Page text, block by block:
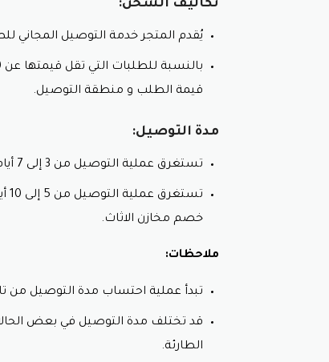
الجودة:جميع منتجات المتجر
الأسعار: يقدم المتجر أسعارًا
الخدمات:يوفر المتجر خدمات
يقدم
حدد ميزانيتك: قبل البدء
قس مساحة الغرفة:تأكد من
اختر الأسلوب المناسب:
الدفع الإلكتروني:
تكاليف الشحن:
يُقدم المتجر خدمة التوصيل المجاني للطلبات التي
قيمة الطلب و منطقة التوصيل.
مدة التوصيل:
تستغرق عملية التوصيل من 3 إلى 7 أيام عمل للطلبات داخل الرياض.
خصم مخازن الاثاث.
ملاحظات:
تبدأ عملية احتساب مدة التوصيل من
قد تختلف مدة التوصيل في بعض
الطارئة.